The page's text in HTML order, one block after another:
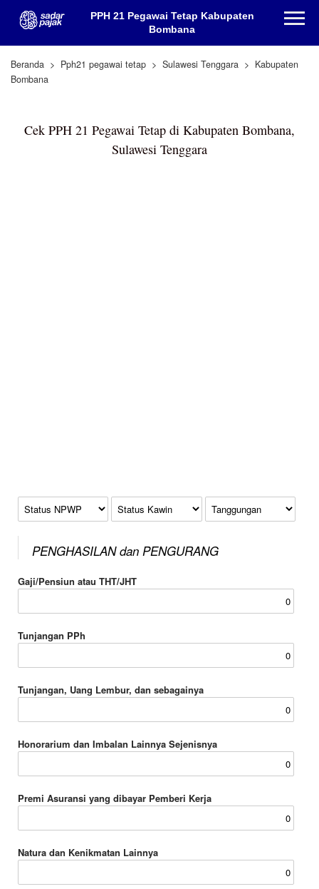
PPH 21 Pegawai Tetap Kabupaten
Bombana
Beranda Pph21 pegawai tetap Sulawesi Tenggara
Kabupaten
Bombana
Cek PPH 21 Pegawai Tetap di Kabupaten Bombana,
Sulawesi Tenggara
Status NPWP Status Kawin Tanggungan
PENGHASILAN dan PENGURANG
Gaji/Pensiun atau THT/JHT
Tunjangan PPh
Tunjangan, Uang Lembur, dan sebagainya
Honorarium dan Imbalan Lainnya Sejenisnya
Premi Asuransi yang dibayar Pemberi Kerja
Natura dan Kenikmatan Lainnya